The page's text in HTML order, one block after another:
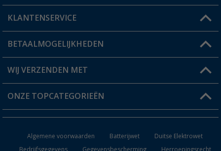
Mijn account
Status bestelling
Verlanglijstje
KLANTENSERVICE
FAQ & Contact
Verzendinformatie
Catalogus
BETAALMOGELIJKHEDEN
WIJ VERZENDEN MET
ONZE TOPCATEGORIEËN
Algemene voorwaarden Batterijwet
Duitse Elektrowet
Bedrijfsgegevens
Gegevensbescherming Herroepingsrecht